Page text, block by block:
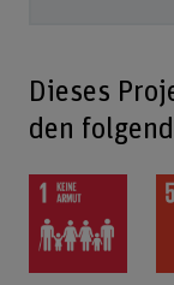
Dieses
den